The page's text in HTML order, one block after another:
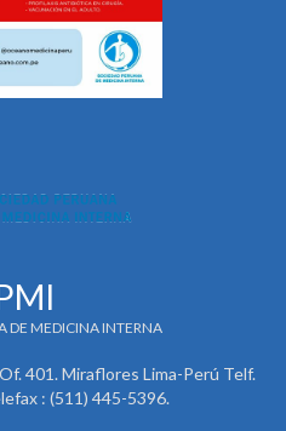
DE MEDICINA INTERNA
401. Miraflores Lima-Perú Telf.
: (511) 445-5396.